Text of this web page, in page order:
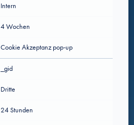
Intern
4 Wochen
Cookie Akzeptanz pop-up
_gid
Dritte
24 Stunden